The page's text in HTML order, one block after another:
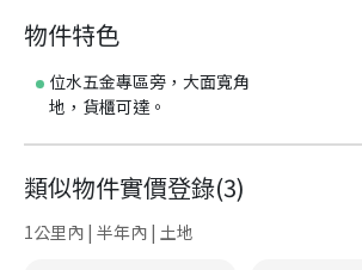
物件特色
位水五金專區旁，大面寬角
地，貨櫃可達。
類似物件實價登錄(3)
1公里內 | 半年內 | 土地